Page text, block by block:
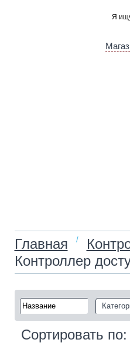
Главная /
Контроллер
Сортировать